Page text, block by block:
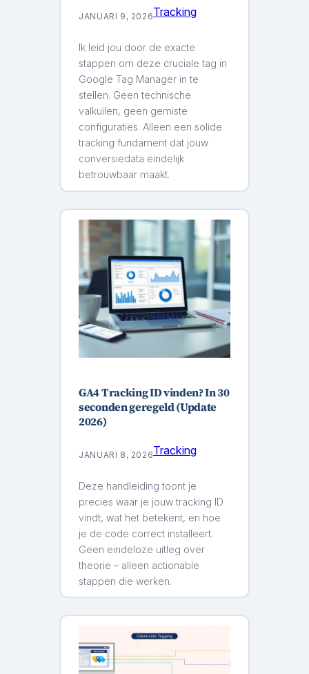
JANUARI 9, 2026Tracking
Ik leid jou door de exacte
stappen om deze cruciale tag in
Google Tag Manager in te
stellen. Geen technische
valkuilen, geen gemiste
configuraties. Alleen een solide
tracking fundament dat jouw
conversiedata eindelijk
betrouwbaar maakt.
GA4 Tracking ID vinden? In 30
seconden geregeld (Update
2026)
JANUARI 8, 2026Tracking
Deze handleiding toont je
precies waar je jouw tracking ID
vindt, wat het betekent, en hoe
je de code correct installeert.
Geen eindeloze uitleg over
theorie – alleen actionable
stappen die werken.